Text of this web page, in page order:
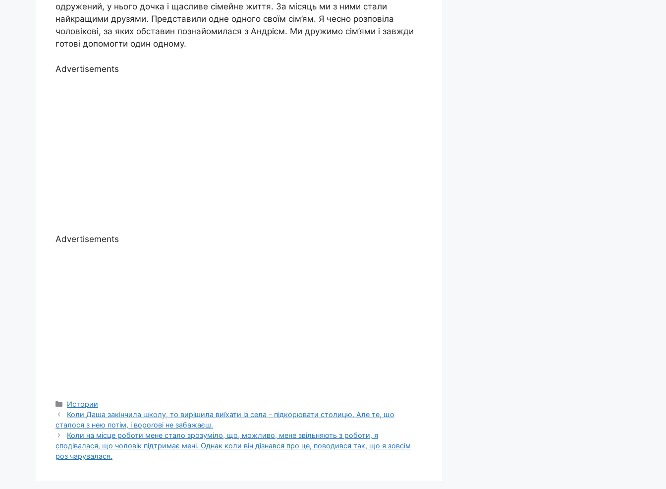
одружений, у нього дочка і щасливе сімейне життя. За місяць ми з ними стали
найкращими друзями. Представили одне одного своїм сім’ям. Я чесно розповіла
чоловікові, за яких обставин познайомилася з Андрієм. Ми дружимо сім’ями і завжди
готові допомогти один одному.
Advertisements
Advertisements
Categories
Истории
Коли Даша закінчила школу, то вирішила виїхати із села – підкорювати столицю. Але те, що
сталося з нею потім, і вороrові не забажаєш.
Коли на місце роботи мене стало зрозуміло, що, можливо, мене звільняють з роботи, я
сподівалася, що чоловік підтримає мені. Однак коли він дізнався про це, поводився так, що я зовсім
роз чарувалася.